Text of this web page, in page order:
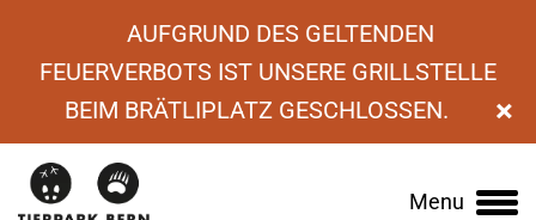
AUFGRUND DES GELTENDEN
FEUERVERBOTS IST UNSERE GRILLSTELLE
BEIM BRÄTLIPLATZ GESCHLOSSEN.
×
Menu
› News ›
Am 9. Juni reisten 4 Wisente aus dem